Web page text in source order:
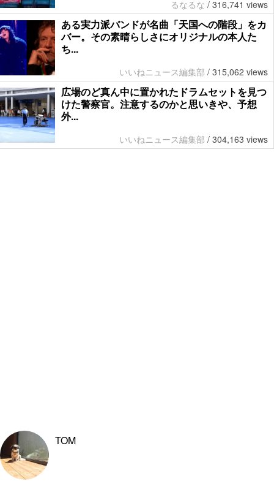
るなるな / 316,741 views
ある実力派バンドが名曲「天国への階段」をカ
バー。その素晴らしさにオリジナルの本人た
ち...
いいねニュース編集部 / 315,062 views
広場のど真ん中に置かれたドラムセットを見つ
けた警察官。注意するのかと思いきや、予想
外...
いいねニュース編集部 / 304,163 views
TOM